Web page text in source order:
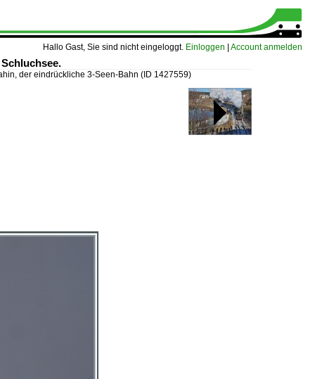
Hallo Gast, Sie sind nicht eingeloggt. Einloggen Account anmelden
der eindrückliche 3-Seen-Bahn (ID 1427559)